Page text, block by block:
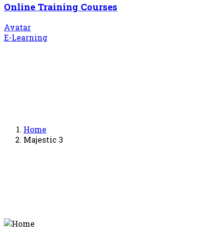
Online Training Courses
Avatar
E-Learning
Home
Majestic 3